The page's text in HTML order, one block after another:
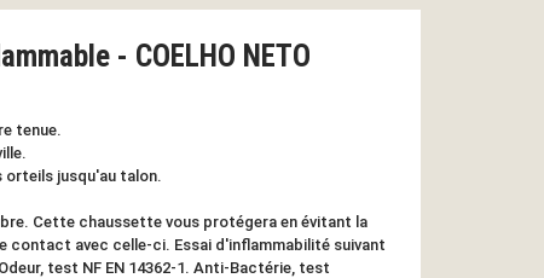
- COELHO NETO
tenue.
jusqu'au talon.
Cette chaussette vous protégera en évitant la
contact avec celle-ci. Essai d'inflammabilité suivant
test NF EN 14362-1. Anti-Bactérie, test